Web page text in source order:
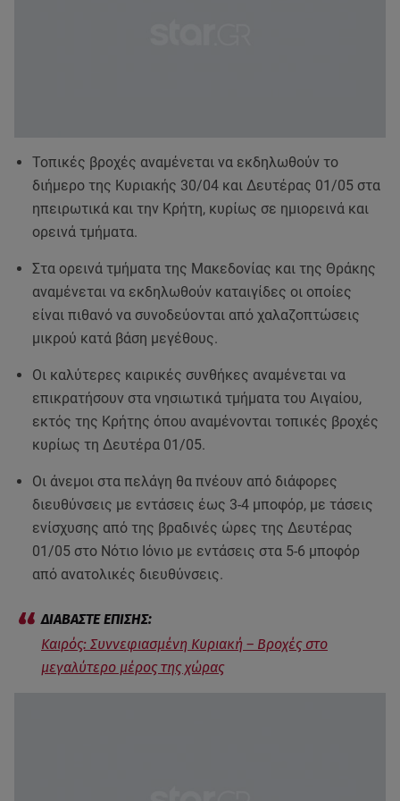
Τοπικές βροχές αναμένεται να εκδηλωθούν το
διήμερο της Κυριακής 30/04 και Δευτέρας 01/05 στα
ηπειρωτικά και την Κρήτη, κυρίως σε ημιορεινά και
ορεινά τμήματα.
Στα ορεινά τμήματα της Μακεδονίας και της Θράκης
αναμένεται να εκδηλωθούν καταιγίδες οι οποίες
είναι πιθανό να συνοδεύονται από χαλαζοπτώσεις
μικρού κατά βάση μεγέθους.
Οι καλύτερες καιρικές συνθήκες αναμένεται να
επικρατήσουν στα νησιωτικά τμήματα του Αιγαίου,
εκτός της Κρήτης όπου αναμένονται τοπικές βροχές
κυρίως τη Δευτέρα 01/05.
Οι άνεμοι στα πελάγη θα πνέουν από διάφορες
διευθύνσεις με εντάσεις έως 3-4 μποφόρ, με τάσεις
ενίσχυσης από της βραδινές ώρες της Δευτέρας
01/05 στο Νότιο Ιόνιο με εντάσεις στα 5-6 μποφόρ
από ανατολικές διευθύνσεις.
Καιρός: Συννεφιασμένη Κυριακή – Βροχές στο
μεγαλύτερο μέρος της χώρας